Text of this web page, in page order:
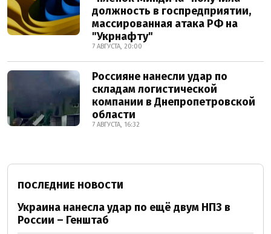
должность в госпредприятии,
массированная атака РФ на
"Укрнафту"
7 АВГУСТА, 20:00
Россияне нанесли удар по
складам логистической
компании в Днепропетровской
области
7 АВГУСТА, 16:32
ПОСЛЕДНИЕ НОВОСТИ
Украина нанесла удар по ещё двум НПЗ в
России – Генштаб